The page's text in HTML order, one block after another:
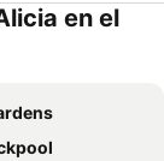
en el